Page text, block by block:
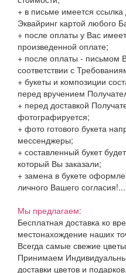
+ в письме имеется
Эквайринг картой любого
+ после оплаты у Вас
произведенной оплате;
+ после оплаты - письмом
соответствии с
+ букеты и композиции
перед вручением
+ перед доставкой
фотографируется;
+ фото готового букета
мессенджеры;
+ составленный букет
который Вы заказали;
+ замена в букете
личного Вашего согласия!...
Мы предлагаем:
Бесплатная доставка ко
местонахождение наших
Всегда самые свежие
Принимаем
доставки цветов и